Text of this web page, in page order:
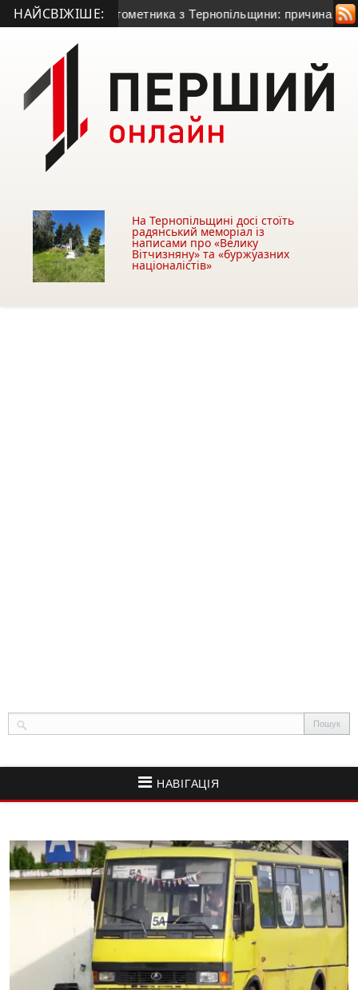
НАЙСВІЖІШЕ:
річного гранатометника з Тернопільщини: причина
На Тернопільщині досі стоїть
радянський меморіал із
написами про «Велику
Вітчизняну» та «буржуазних
націоналістів»
НАВІГАЦІЯ